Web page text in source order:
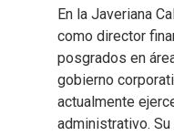
En la Javeriana
como director
posgrados en
gobierno
actualmente
administrativo.